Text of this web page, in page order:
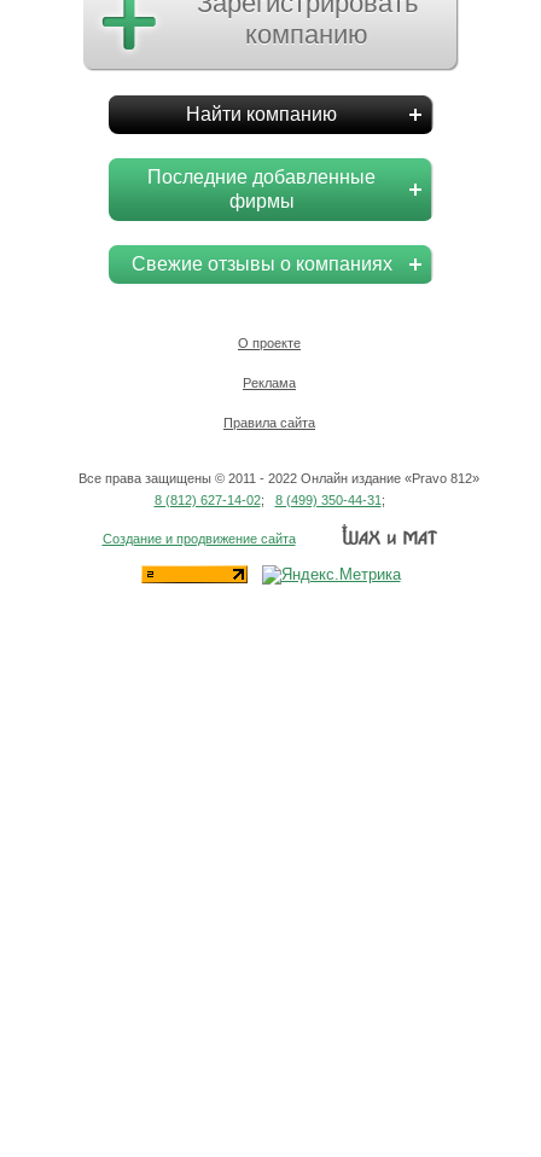
компанию
Найти компанию
Последние добавленные
фирмы
Свежие отзывы о компаниях
О проекте
Реклама
Правила сайта
Все права защищены © 2011 - 2022 Онлайн издание «Pravo 812»
8 (812) 627-14-02; 8 (499) 350-44-31 ;
Создание и продвижение сайта